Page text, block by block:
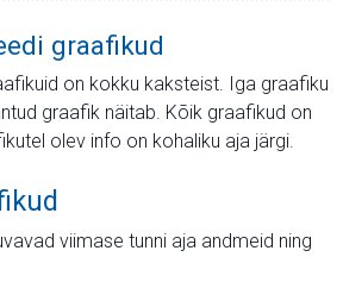
graafikud
on kokku kaksteist. Iga graafiku
graafik näitab. Kõik graafikud on
olev info on kohaliku aja järgi.
viimase tunni aja andmeid ning